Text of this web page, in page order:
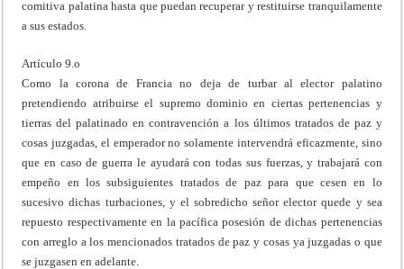
comitiva palatina hasta que puedan recuperar y restituirse tranquilamente
a sus estados.
Artículo 9.o
Como la corona de Francia no deja de turbar al elector palatino
pretendiendo atribuirse el supremo dominio en ciertas pertenencias y
tierras del palatinado en contravención a los últimos tratados de paz y
cosas juzgadas, el emperador no solamente intervendrá eficazmente, sino
que en caso de guerra le ayudará con todas sus fuerzas, y trabajará con
empeño en los subsiguientes tratados de paz para que cesen en lo
sucesivo dichas turbaciones, y el sobredicho señor elector quede y sea
repuesto respectivamente en la pacífica posesión de dichas pertenencias
con arreglo a los mencionados tratados de paz y cosas ya juzgadas o que
se juzgasen en adelante.